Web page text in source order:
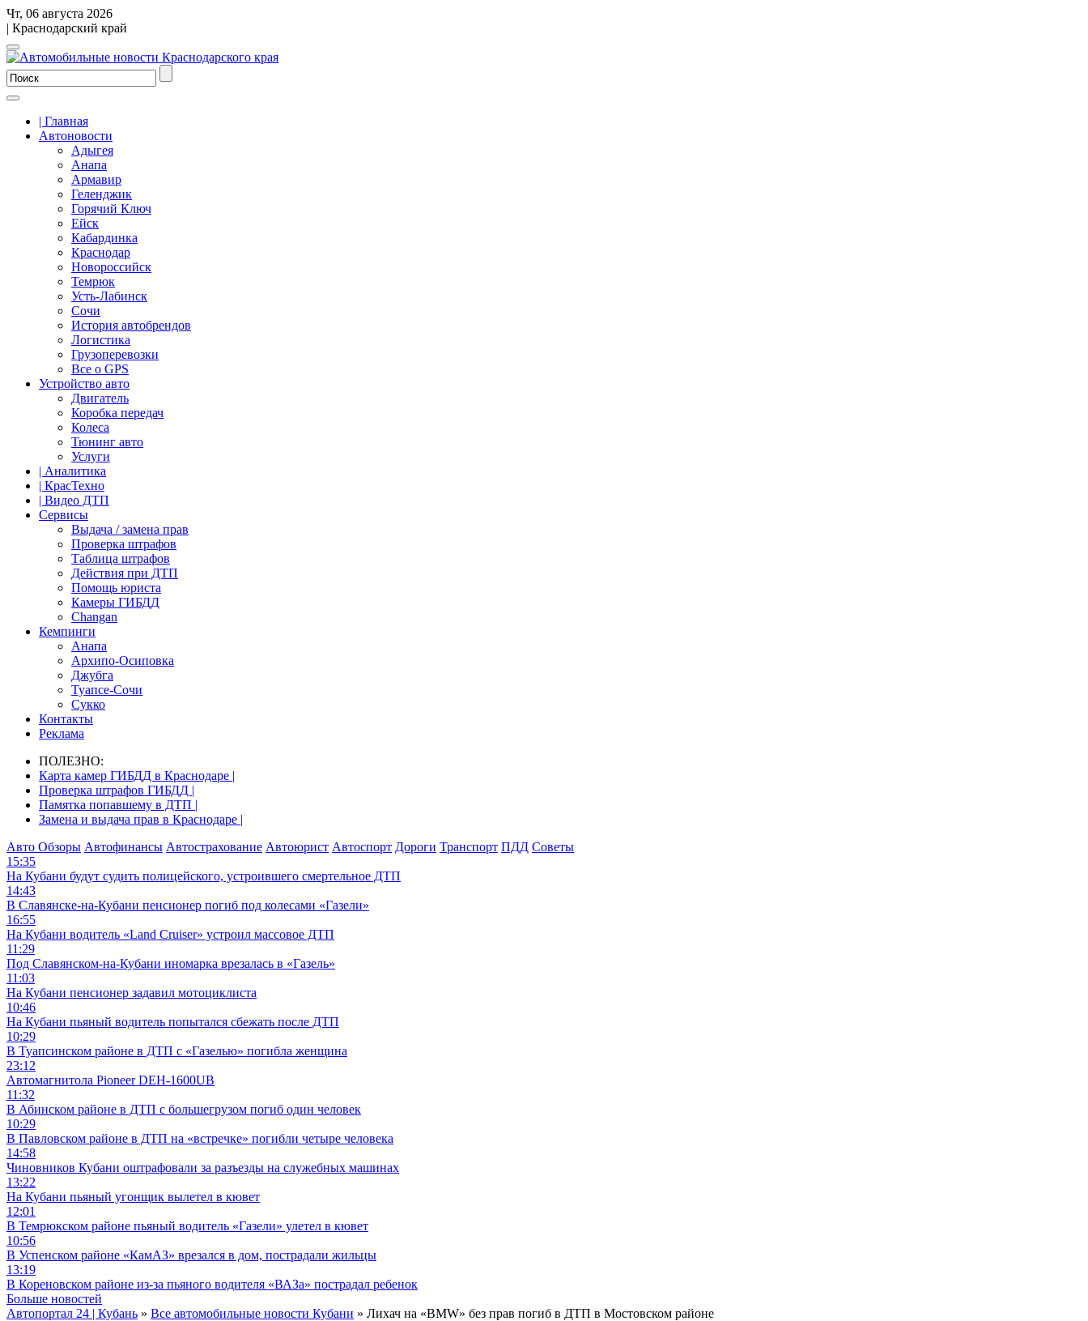
Чт, 06 августа 2026
| Краснодарский край
| Главная
Автоновости
Адыгея
Анапа
Армавир
Геленджик
Горячий Ключ
Ейск
Кабардинка
Краснодар
Новороссийск
Темрюк
Усть-Лабинск
Сочи
История автобрендов
Логистика
Грузоперевозки
Все о GPS
Устройство авто
Двигатель
Коробка передач
Колеса
Тюнинг авто
Услуги
| Аналитика
| КрасТехно
| Видео ДТП
Сервисы
Выдача / замена прав
Проверка штрафов
Таблица штрафов
Действия при ДТП
Помощь юриста
Камеры ГИБДД
Сhangan
Кемпинги
Анапа
Архипо-Осиповка
Джубга
Туапсе-Сочи
Сукко
Контакты
Реклама
ПОЛЕЗНО:
Карта камер ГИБДД в Краснодаре |
Проверка штрафов ГИБДД |
Памятка попавшему в ДТП |
Замена и выдача прав в Краснодаре |
Авто Обзоры Автофинансы Автострахование Автоюрист Автоспорт Дороги Транспорт ПДД Советы
15:35
На Кубани будут судить полицейского, устроившего смертельное ДТП
14:43
В Славянске-на-Кубани пенсионер погиб под колесами «Газели»
16:55
На Кубани водитель «Land Cruiser» устроил массовое ДТП
11:29
Под Славянском-на-Кубани иномарка врезалась в «Газель»
11:03
На Кубани пенсионер задавил мотоциклиста
10:46
На Кубани пьяный водитель попытался сбежать после ДТП
10:29
В Туапсинском районе в ДТП с «Газелью» погибла женщина
23:12
Автомагнитола Pioneer DEH-1600UB
11:32
В Абинском районе в ДТП с большегрузом погиб один человек
10:29
В Павловском районе в ДТП на «встречке» погибли четыре человека
14:58
Чиновников Кубани оштрафовали за разъезды на служебных машинах
13:22
На Кубани пьяный угонщик вылетел в кювет
12:01
В Темрюкском районе пьяный водитель «Газели» улетел в кювет
10:56
В Успенском районе «КамАЗ» врезался в дом, пострадали жильцы
13:19
В Кореновском районе из-за пьяного водителя «ВАЗа» пострадал ребенок
Больше новостей
Автопортал 24 | Кубань » Все автомобильные новости Кубани » Лихач на «BMW» без прав погиб в ДТП в Мостовском районе